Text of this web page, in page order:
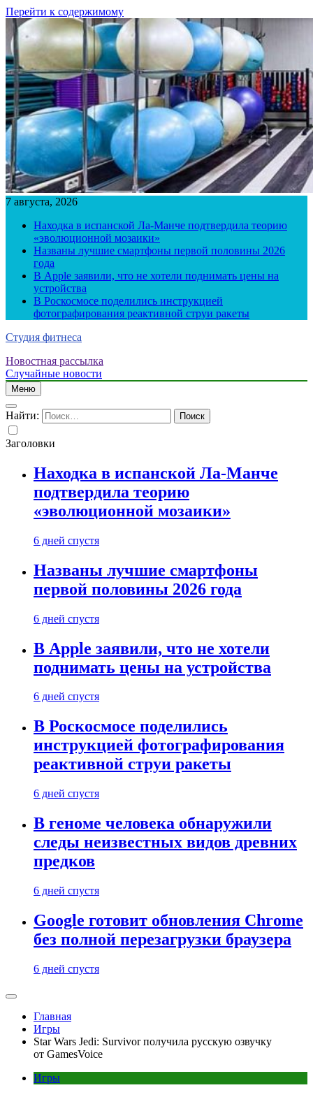
Перейти к содержимому
7 августа, 2026
Находка в испанской Ла-Манче подтвердила теорию
«эволюционной мозаики»
Названы лучшие смартфоны первой половины 2026
года
В Apple заявили, что не хотели поднимать цены на
устройства
В Роскосмосе поделились инструкцией
фотографирования реактивной струи ракеты
Студия фитнеса
Новостная рассылка
Случайные новости
Меню
Найти:
Заголовки
Находка в испанской Ла-Манче
подтвердила теорию
«эволюционной мозаики»
6 дней спустя
Названы лучшие смартфоны
первой половины 2026 года
6 дней спустя
В Apple заявили, что не хотели
поднимать цены на устройства
6 дней спустя
В Роскосмосе поделились
инструкцией фотографирования
реактивной струи ракеты
6 дней спустя
В геноме человека обнаружили
следы неизвестных видов древних
предков
6 дней спустя
Google готовит обновления Chrome
без полной перезагрузки браузера
6 дней спустя
Главная
Игры
Star Wars Jedi: Survivor получила русскую озвучку
от GamesVoice
Игры